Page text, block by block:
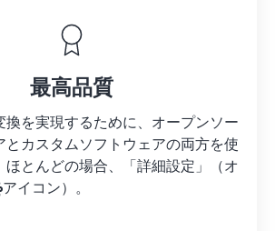
最高品質
換を実現するために、オープンソー
とカスタムソフトウェアの両方を使
ほとんどの場合、「詳細設定」（オ
アイコン）。